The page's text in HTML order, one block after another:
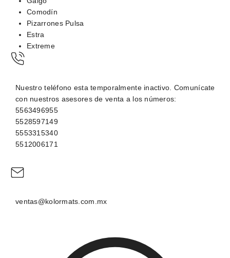
Comodín
Pizarrones Pulsa
Estra
Extreme
Nuestro teléfono esta temporalmente inactivo. Comunícate
con nuestros asesores de venta a los números:
5563496955
5528597149
5553315340
5512006171
ventas@kolormats.com.mx